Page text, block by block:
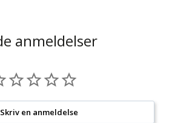
anmeldelser
Skriv en anmeldelse